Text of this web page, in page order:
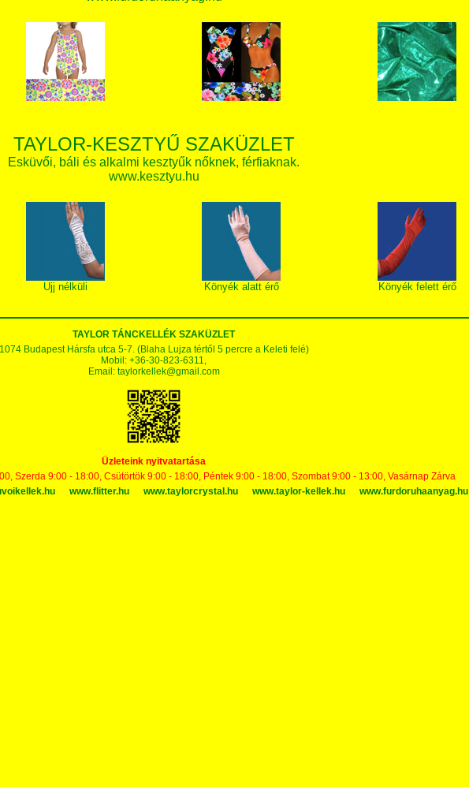
TAYLOR-KESZTYŰ SZAKÜZLET
Esküvői, báli és alkalmi kesztyűk nőknek, férfiaknak.
www.kesztyu.hu
Ujj nélküli Könyék alatt érő Könyék felett érő
TAYLOR TÁNCKELLÉK SZAKÜZLET
1074 Budapest Hársfa utca 5-7. (Blaha Lujza tértől 5 percre a Keleti felé)
Mobil: +36-30-823-6311,
Email: taylorkellek@gmail.com
Üzleteink nyitvatartása
Szerda 9:00 - 18:00, Csütörtök 9:00 - 18:00, Péntek 9:00 - 18:00, Szombat 9:00 - 13:00, Vasárnap Zárva
www.flitter.hu www.taylorcrystal.hu www.taylor-kellek.hu www.furdoruhaanyag.hu